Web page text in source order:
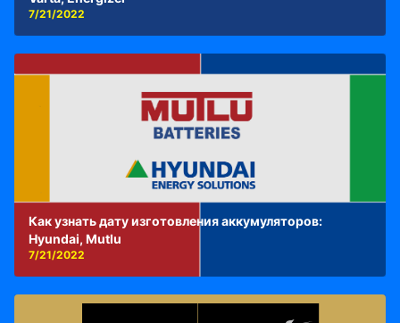
7/21/2022
Как узнать дату изготовления аккумуляторов:
Hyundai, Mutlu
7/21/2022